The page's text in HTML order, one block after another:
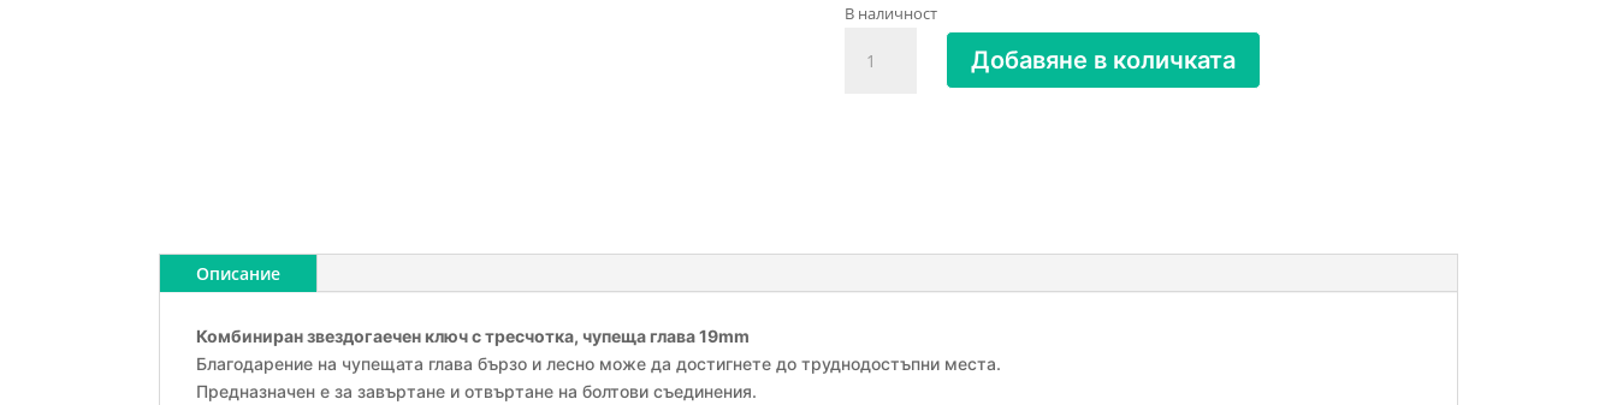
В наличност
Добавяне в количката
Описание
Комбиниран звездогаечeн ключ с тресчотка, чупеща глава 19mm
Благодарение на чупещата глава бързо и лесно може да достигнете до труднодостъпни места.
Предназначен е за завъртане и отвъртане на болтови съединения.